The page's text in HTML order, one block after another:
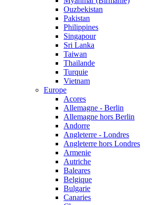
Ouzbekistan
Pakistan
Philippines
Singapour
Sri Lanka
Taiwan
Thailande
Turquie
Vietnam
Europe
Acores
Allemagne - Berlin
Allemagne hors Berlin
Andorre
Angleterre - Londres
Angleterre hors Londres
Armenie
Autriche
Baleares
Belgique
Bulgarie
Canaries